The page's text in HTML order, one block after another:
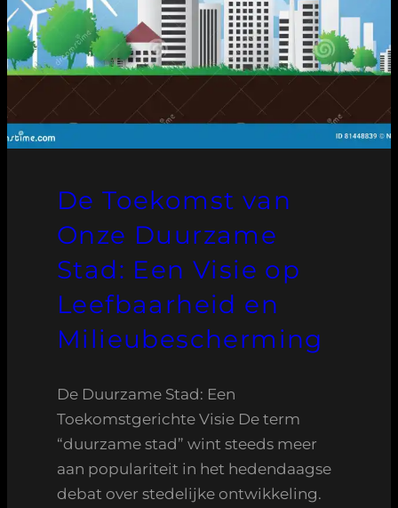
De Toekomst van
Onze Duurzame
Stad: Een Visie op
Leefbaarheid en
Milieubescherming
De Duurzame Stad: Een
Toekomstgerichte Visie De term
“duurzame stad” wint steeds meer
aan populariteit in het hedendaagse
debat over stedelijke ontwikkeling.